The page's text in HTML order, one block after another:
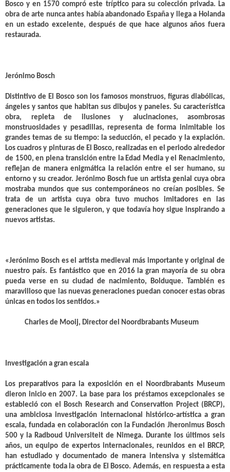
Bosco y en 1570 compró este tríptico para su colección privada. La
obra de arte nunca antes había abandonado España y llega a Holanda
en un estado excelente, después de que hace algunos años fuera
restaurada.
Jerónimo Bosch
Distintivo de El Bosco son los famosos monstruos, figuras diabólicas,
ángeles y santos que habitan sus dibujos y paneles. Su característica
obra, repleta de ilusiones y alucinaciones, asombrosas
monstruosidades y pesadillas, representa de forma inimitable los
grandes temas de su tiempo: la seducción, el pecado y la expiación.
Los cuadros y pinturas de El Bosco, realizadas en el periodo alrededor
de 1500, en plena transición entre la Edad Media y el Renacimiento,
reflejan de manera enigmática la relación entre el ser humano, su
entorno y su creador. Jerónimo Bosch fue un artista genial cuya obra
mostraba mundos que sus contemporáneos no creían posibles. Se
trata de un artista cuya obra tuvo muchos imitadores en las
generaciones que le siguieron, y que todavía hoy sigue inspirando a
nuevos artistas.
«Jerónimo Bosch es el artista medieval más importante y original de
nuestro país. Es fantástico que en 2016 la gran mayoría de su obra
pueda verse en su ciudad de nacimiento, Bolduque. También es
maravilloso que las nuevas generaciones puedan conocer estas obras
únicas en todos los sentidos.»
Charles de Mooij, Director del Noordbrabants Museum
Investigación a gran escala
Los preparativos para la exposición en el Noordbrabants Museum
dieron inicio en 2007. La base para los préstamos excepcionales se
estableció con el Bosch Research and Conservation Project (BRCP),
una ambiciosa investigación internacional histórico-artística a gran
escala, fundada en colaboración con la Fundación Jheronimus Bosch
500 y la Radboud Universiteit de Nimega. Durante los últimos seis
años, un equipo de expertos internacionales, reunidos en el BRCP,
han estudiado y documentado de manera intensiva y sistemática
prácticamente toda la obra de El Bosco. Además, en respuesta a esta